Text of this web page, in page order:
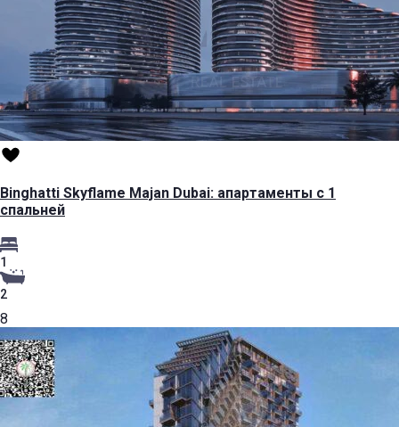
Binghatti Skyflame Majan Dubai: апартаменты с 1
спальней
1
2
8